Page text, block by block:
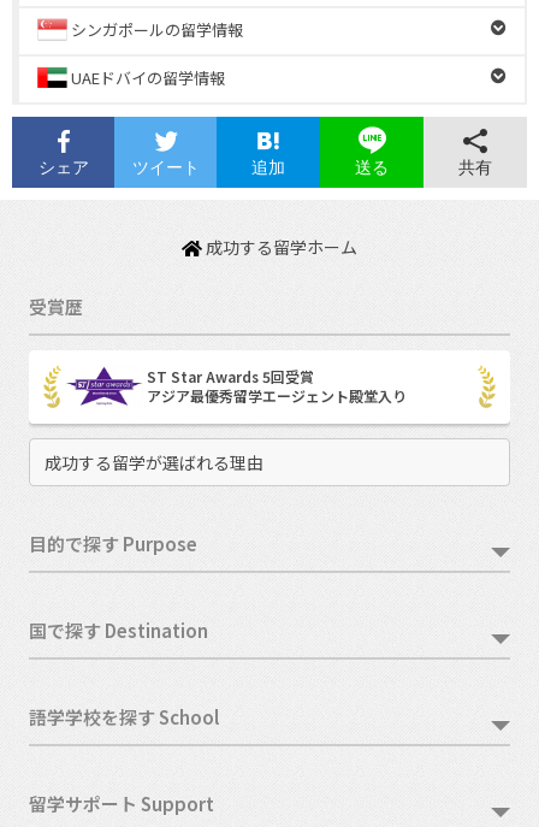
シンガポールの留学情報
UAEドバイの留学情報
シェア ツイート 追加 送る 共有
成功する留学ホーム
受賞歴
ST Star Awards 5回受賞
アジア最優秀留学エージェント殿堂入り
成功する留学が選ばれる理由
目的で探す Purpose
国で探す Destination
語学学校を探す School
留学サポート Support